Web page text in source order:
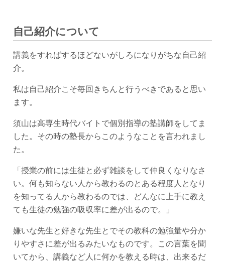
自己紹介について
講義をすればするほどないがしろになりがちな自己紹
介。
私は自己紹介こそ毎回きちんと行うべきであると思い
ます。
須山は高専生時代バイトで個別指導の塾講師をしてま
した。その時の塾長からこのようなことを言われまし
た。
「授業の前には生徒と必ず雑談をして仲良くなりなさ
い。何も知らない人から教わるのとある程度人となり
を知ってる人から教わるのでは、どんなに上手に教え
ても生徒の勉強の吸収率に差が出るので。」
嫌いな先生と好きな先生とでその教科の勉強量や分か
りやすさに差が出るみたいなものです。この言葉を聞
いてから、講義など人に何かを教える時は、出来るだ